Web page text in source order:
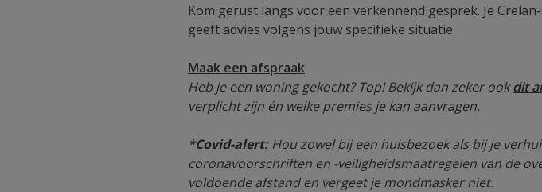
Kom gerust langs voor een verkennend gesprek. Je
geeft advies volgens jouw specifieke situatie.
Maak een afspraak
Heb je een woning gekocht? Top! Bekijk dan zeker ookdit
verplicht zijn én welke premies je kan aanvragen.
*Covid-alert:Hou zowel bij een huisbezoek als bij je
coronavoorschriften en -veiligheidsmaatregelen van de
voldoende afstand en vergeet je mondmasker niet.